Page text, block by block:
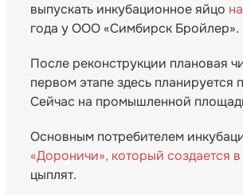
выпускать инкубационное яйцо
года у ООО «Симбирск Бройлер».
После реконструкции плановая
первом этапе здесь
Сейчас на промышленной
Основным потребителем
«Дороничи», который создается
цыплят.